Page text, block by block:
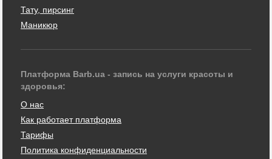
Тату, пирсинг
Маникюр
Платформа Barb.ua - запись на услуги красоты и
здоровья:
О нас
Как работает платформа
Тарифы
Политика конфиденциальности